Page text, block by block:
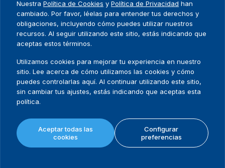
Teléfono
+46 8 698 37 00
Footer
menu
Inicio
Sobre nosotros
Qué hacemos
Dónde trabajamos
Publicaciones
Datos y herramientas
Projectos
Noticias y eventos
Prensa
Contact
Release Agreement Form
Términos y condiciones
Política de privacidad
Mapa del sitio
Nuestra Política de Cookies y Política de Privacidad han
cambiado. Por favor, léelas para entender tus derechos y
obligaciones, incluyendo cómo puedes utilizar nuestros
recursos. Al seguir utilizando este sitio, estás indicando que
aceptas estos términos.
Utilizamos cookies para mejorar tu experiencia en nuestro
sitio. Lee acerca de cómo utilizamos las cookies y cómo
puedes controlarlas aquí. Al continuar utilizando este sitio,
sin cambiar tus ajustes, estás indicando que aceptas esta
política.
Aceptar todas las
cookies
Configurar
preferencias